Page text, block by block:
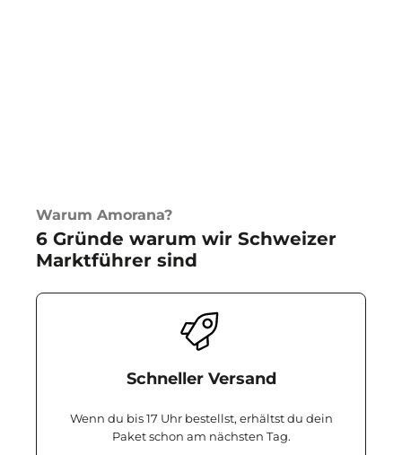
Warum Amorana?
6 Gründe warum wir Schweizer
Marktführer sind
Schneller Versand
Wenn du bis 17 Uhr bestellst, erhältst du dein
Paket schon am nächsten Tag.